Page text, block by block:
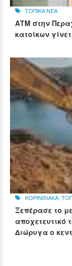
ΤΟΠΙΚΑ ΝΕΑ
ΑΤΜ στην
κατοίκων
ΚΟΡΙΝΘΙΑΚΑ,
Ξεπέρασε το
αποχετευτικό
Διώρυγα ο